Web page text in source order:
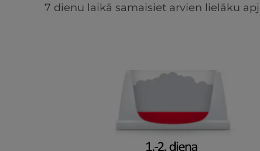
7 dienu laikā samaisiet arvien lielāku